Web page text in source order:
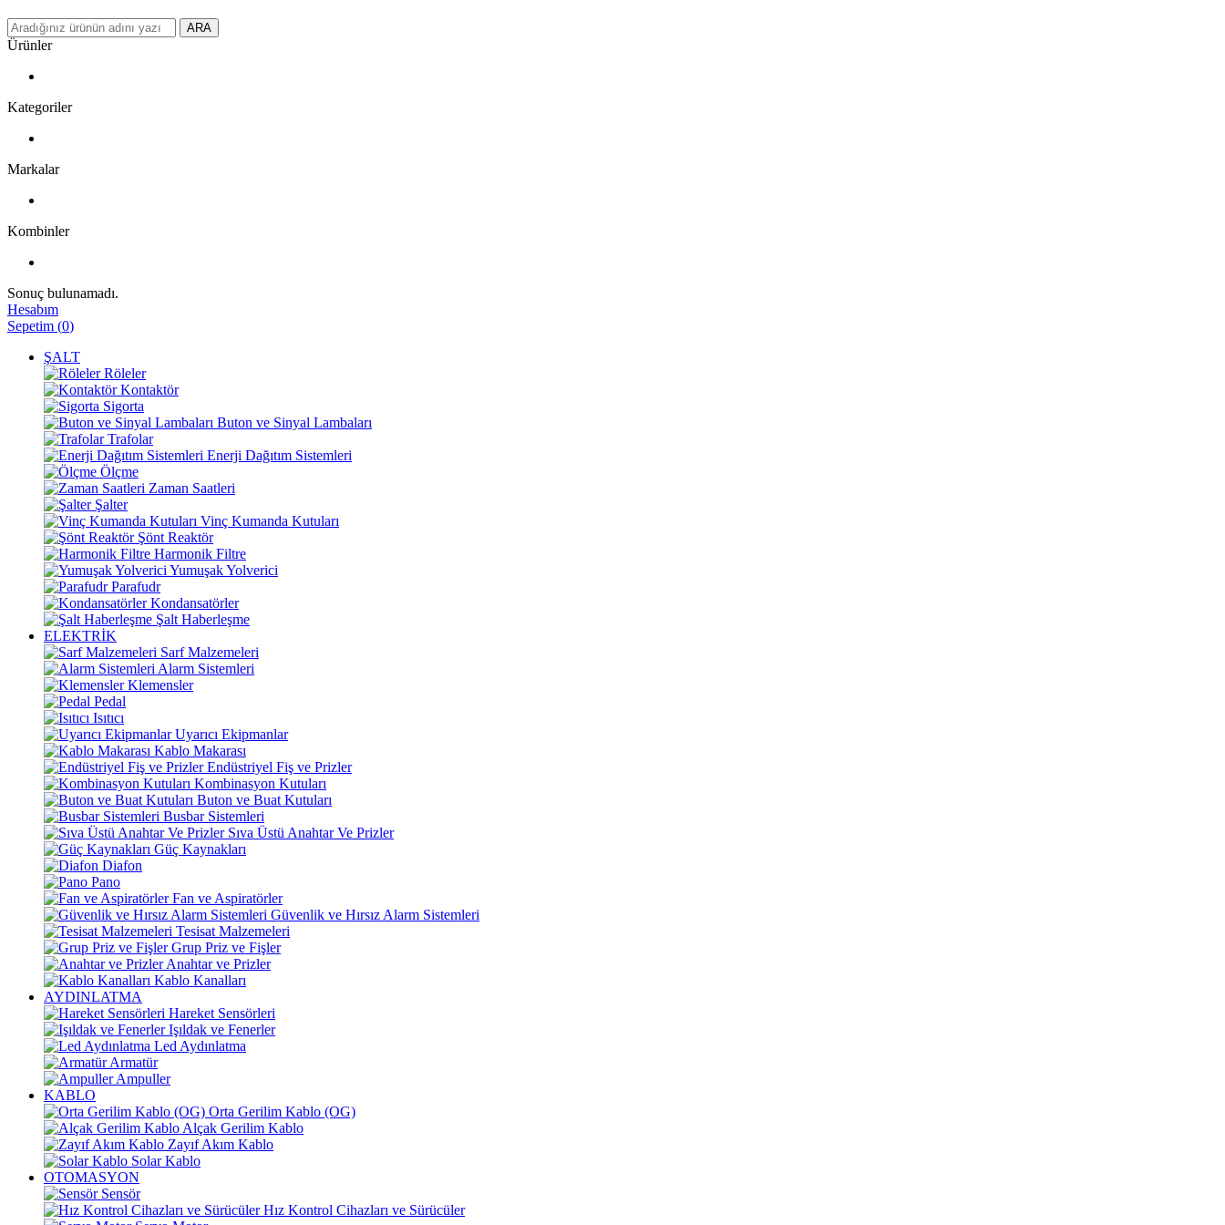
ARA
Ürünler
Kategoriler
Markalar
Kombinler
Sonuç bulunamadı.
Hesabım
Sepetim (0)
ŞALT
Röleler
Kontaktör
Sigorta
Buton ve Sinyal Lambaları
Trafolar
Enerji Dağıtım Sistemleri
Ölçme
Zaman Saatleri
Şalter
Vinç Kumanda Kutuları
Şönt Reaktör
Harmonik Filtre
Yumuşak Yolverici
Parafudr
Kondansatörler
Şalt Haberleşme
ELEKTRİK
Sarf Malzemeleri
Alarm Sistemleri
Klemensler
Pedal
Isıtıcı
Uyarıcı Ekipmanlar
Kablo Makarası
Endüstriyel Fiş ve Prizler
Kombinasyon Kutuları
Buton ve Buat Kutuları
Busbar Sistemleri
Sıva Üstü Anahtar Ve Prizler
Güç Kaynakları
Diafon
Pano
Fan ve Aspiratörler
Güvenlik ve Hırsız Alarm Sistemleri
Tesisat Malzemeleri
Grup Priz ve Fişler
Anahtar ve Prizler
Kablo Kanalları
AYDINLATMA
Hareket Sensörleri
Işıldak ve Fenerler
Led Aydınlatma
Armatür
Ampuller
KABLO
Orta Gerilim Kablo (OG)
Alçak Gerilim Kablo
Zayıf Akım Kablo
Solar Kablo
OTOMASYON
Sensör
Hız Kontrol Cihazları ve Sürücüler